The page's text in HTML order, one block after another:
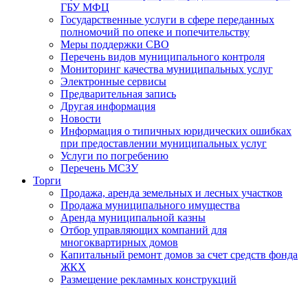
ГБУ МФЦ
Государственные услуги в сфере переданных
полномочий по опеке и попечительству
Меры поддержки СВО
Перечень видов муниципального контроля
Мониторинг качества муниципальных услуг
Электронные сервисы
Предварительная запись
Другая информация
Новости
Информация о типичных юридических ошибках
при предоставлении муниципальных услуг
Услуги по погребению
Перечень МСЗУ
Торги
Продажа, аренда земельных и лесных участков
Продажа муниципального имущества
Аренда муниципальной казны
Отбор управляющих компаний для
многоквартирных домов
Капитальный ремонт домов за счет средств фонда
ЖКХ
Размещение рекламных конструкций